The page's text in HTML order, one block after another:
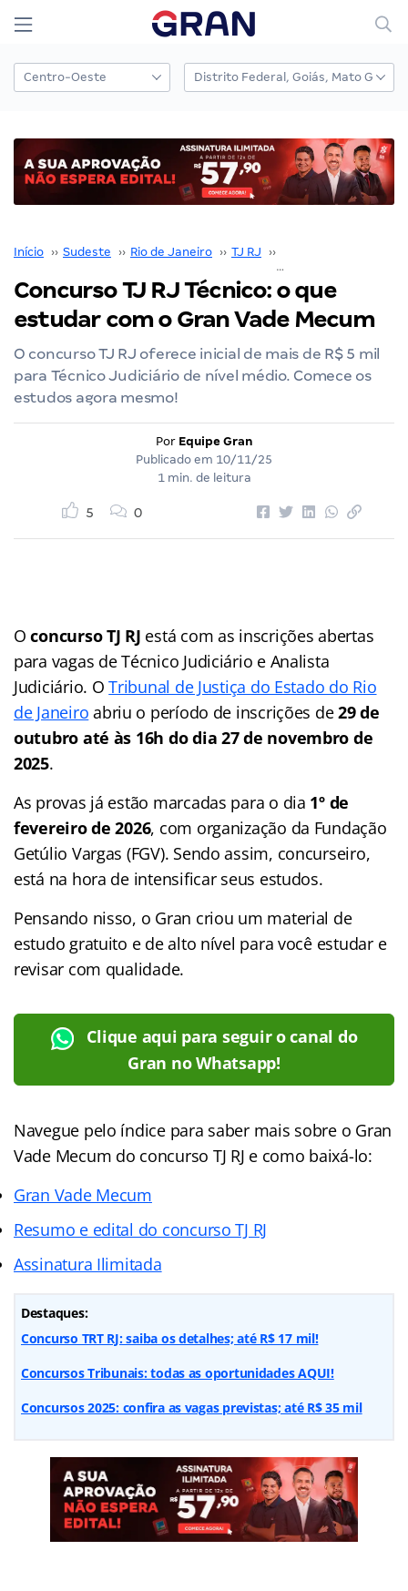
Início ›› Sudeste ›› Rio de Janeiro ›› TJ RJ ››
Concurso TJ RJ Técnico: o que
estudar com o Gran Vade Mecum
O concurso TJ RJ oferece inicial de mais de R$ 5 mil
para Técnico Judiciário de nível médio. Comece os
estudos agora mesmo!
Por Equipe Gran
Publicado em 10/11/25
1 min. de leitura
5 0
O concurso TJ RJ está com as inscrições abertas
para vagas de Técnico Judiciário e Analista
Judiciário. OTribunal de Justiça do Estado do Rio
de Janeiro abriu o período de inscrições de29 de
outubro até às 16h do dia 27 de novembro de
2025.
As provas já estão marcadas para o dia 1º de
fevereiro de 2026, com organização da Fundação
Getúlio Vargas (FGV). Sendo assim, concurseiro,
está na hora de intensificar seus estudos.
Pensando nisso, o Gran criou um material de
estudo gratuito e de alto nível para você estudar e
revisar com qualidade.
Clique aqui para seguir o canal do
Gran no Whatsapp!
Navegue pelo índice para saber mais sobre o Gran
Vade Mecum do concurso TJ RJ e como baixá-lo:
Gran Vade Mecum
Resumo e edital do concurso TJ RJ
Assinatura Ilimitada
Destaques:
Concurso TRT RJ: saiba os detalhes; até R$ 17 mil!
Concursos Tribunais: todas as oportunidades AQUI!
Concursos 2025: confira as vagas previstas; até R$ 35 mil